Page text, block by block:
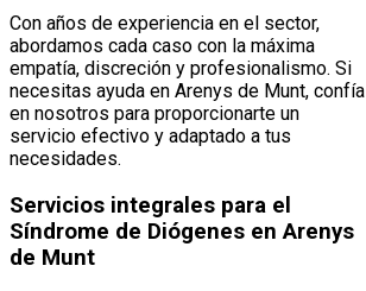
Con años de experiencia en el sector,
abordamos cada caso con la máxima
empatía, discreción y profesionalismo. Si
necesitas ayuda en Arenys de Munt, confía
en nosotros para proporcionarte un
servicio efectivo y adaptado a tus
necesidades.
Servicios integrales para el
Síndrome de Diógenes en Arenys
de Munt